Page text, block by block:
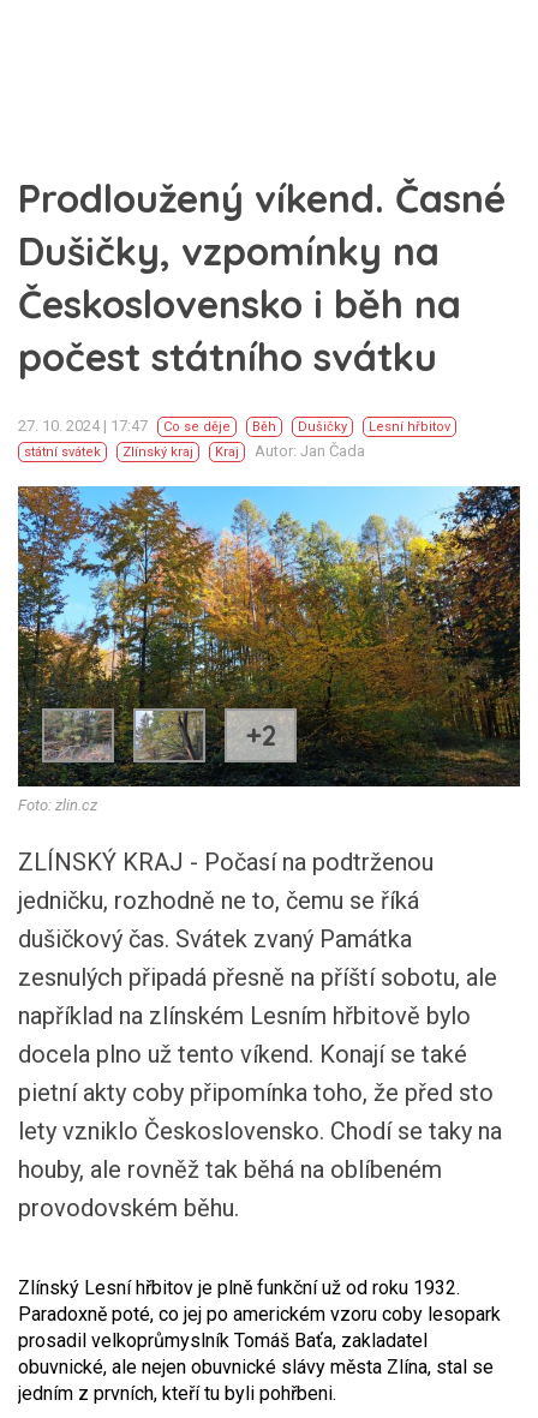
Prodloužený víkend. Časné
Dušičky, vzpomínky na
Československo i běh na
počest státního svátku
27. 10. 2024 | 17:47 Co se děje Běh Dušičky
Lesní hřbitov
státní svátek
Zlínský kraj Kraj Autor: Jan Čada
+2
Foto: zlin.cz
ZLÍNSKÝ KRAJ - Počasí na podtrženou
jedničku, rozhodně ne to, čemu se říká
dušičkový čas. Svátek zvaný Památka
zesnulých připadá přesně na příští sobotu, ale
například na zlínském Lesním hřbitově bylo
docela plno už tento víkend. Konají se také
pietní akty coby připomínka toho, že před sto
lety vzniklo Československo. Chodí se taky na
houby, ale rovněž tak běhá na oblíbeném
provodovském běhu.
Zlínský Lesní hřbitov je plně funkční už od roku 1932.
Paradoxně poté, co jej po americkém vzoru coby lesopark
prosadil velkoprůmyslník Tomáš Baťa, zakladatel
obuvnické, ale nejen obuvnické slávy města Zlína, stal se
jedním z prvních, kteří tu byli pohřbeni.